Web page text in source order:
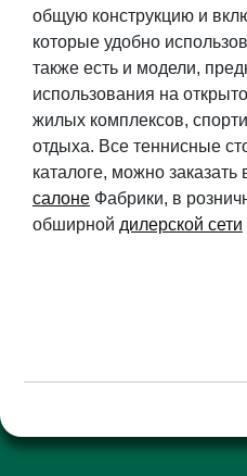
общую конструкцию и
которые удобно
также есть и модели,
использования на
жилых комплексов,
отдыха. Все теннисные
каталоге, можно
салонеФабрики, в
обширной дилерской сети